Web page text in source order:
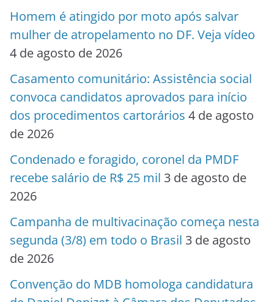
Homem é atingido por moto após salvar
mulher de atropelamento no DF. Veja vídeo
4 de agosto de 2026
Casamento comunitário: Assistência social
convoca candidatos aprovados para início
dos procedimentos cartorários 4 de agosto
de 2026
Condenado e foragido, coronel da PMDF
recebe salário de R$ 25 mil 3 de agosto de
2026
Campanha de multivacinação começa nesta
segunda (3/8) em todo o Brasil 3 de agosto
de 2026
Convenção do MDB homologa candidatura